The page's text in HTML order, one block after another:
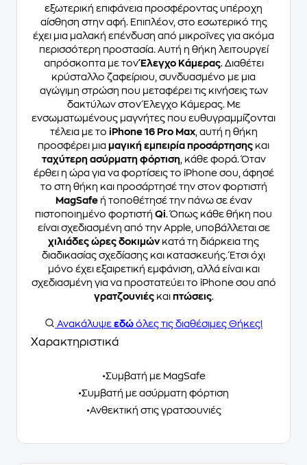
εξωτερική επιφάνεια προσφέροντας υπέροχη
αίσθηση στην αφή. Επιπλέον, στο εσωτερικό της
έχει μια μαλακή επένδυση από μικροΐνες για ακόμα
περισσότερη προστασία. Αυτή η θήκη λειτουργεί
απρόσκοπτα με τονΈλεγχο Κάμερας. Διαθέτει
κρύσταλλο ζαφείριου, συνδυασμένο με μια
αγώγιμη στρώση που μεταφέρει τις κινήσεις των
δακτύλων στον Έλεγχο Κάμερας. Με
ενσωματωμένους μαγνήτες που ευθυγραμμίζονται
τέλεια με το iPhone 16 Pro Max, αυτή η θήκη
προσφέρει μια μαγική εμπειρία προσάρτησης και
ταχύτερη ασύρματη φόρτιση, κάθε φορά. Όταν
έρθει η ώρα για να φορτίσεις το iPhone σου, άφησέ
το στη θήκη και προσάρτησέ την στον φορτιστή
MagSafeή τοποθέτησέ την πάνω σε έναν
πιστοποιημένο φορτιστή Qi. Όπως κάθε θήκη που
είναι σχεδιασμένη από την Apple, υποβάλλεται σε
χιλιάδες ώρες δοκιμώνκατά τη διάρκεια της
διαδικασίας σχεδίασης και κατασκευής. Έτσι όχι
μόνο έχει εξαιρετική εμφάνιση, αλλά είναι και
σχεδιασμένη για να προστατεύει το iPhone σου από
γρατζουνιέςκαι πτώσεις.
Ανακάλυψε εδώ όλες τις διαθέσιμες Θήκες!
Χαρακτηριστικά
•Συμβατή με MagSafe
•Συμβατή με ασύρματη φόρτιση
•Ανθεκτική στις γρατσουνιές